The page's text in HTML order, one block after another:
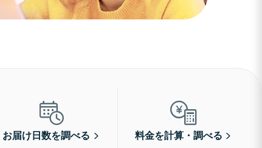
お届け日数を調べる 料金を計算・調べる